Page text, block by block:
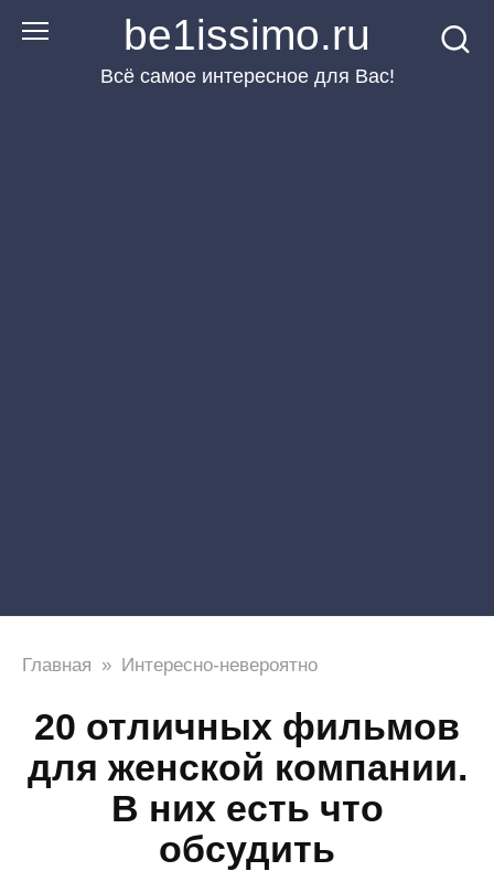
Перейти
be1issimo.ru
Всё самое интересное для Вас!
Главная » Интересно-невероятно
20 отличных фильмов
для женской компании.
В них есть что
обсудить